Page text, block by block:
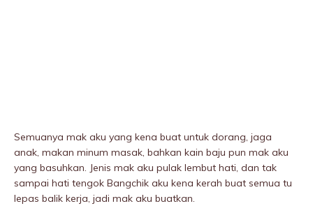
Semuanya mak aku yang kena buat untuk dorang, jaga
anak, makan minum masak, bahkan kain baju pun mak aku
yang basuhkan. Jenis mak aku pulak lembut hati, dan tak
sampai hati tengok Bangchik aku kena kerah buat semua tu
lepas balik kerja, jadi mak aku buatkan.